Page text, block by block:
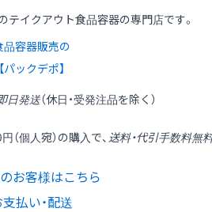
テイクアウト食品容器の専門店です。
品容器販売の
【パックデポ】
日発送（休日・受発注品を除く）
（個人宛）の購入で、 送料・代引手数料無
お客様はこちら
払い・配送